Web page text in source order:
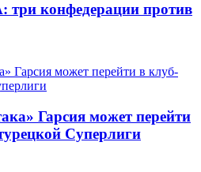
конфедерации против
Гарсия может перейти
Суперлиги